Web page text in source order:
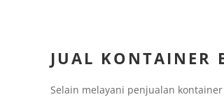
JUAL KONTAINER
Selain melayani penjualan kontainer